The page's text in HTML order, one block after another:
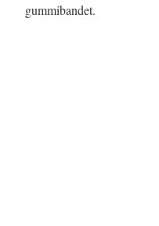
gummibandet.